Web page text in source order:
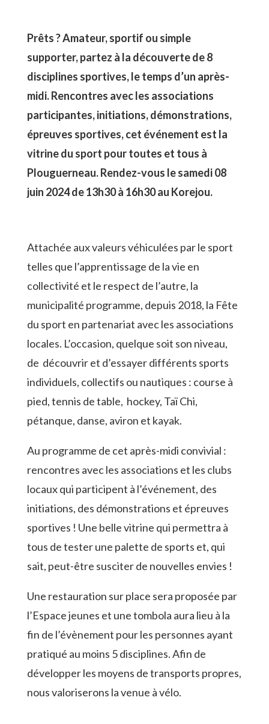
Prêts ? Amateur, sportif ou simple
supporter, partez à la découverte de 8
disciplines sportives, le temps d’un après-
midi. Rencontres avec les associations
participantes, initiations, démonstrations,
épreuves sportives, cet événement est la
vitrine du sport pour toutes et tous à
Plouguerneau. Rendez-vous le samedi 08
juin 2024 de 13h30 à 16h30 au Korejou.
Attachée aux valeurs véhiculées par le sport
telles que l’apprentissage de la vie en
collectivité et le respect de l’autre, la
municipalité programme, depuis 2018, la Fête
du sport en partenariat avec les associations
locales. L’occasion, quelque soit son niveau,
de découvrir et d’essayer différents sports
individuels, collectifs ou nautiques : course à
pied, tennis de table, hockey, Taï Chi,
pétanque, danse, aviron et kayak.
Au programme de cet après-midi convivial :
rencontres avec les associations et les clubs
locaux qui participent à l’événement, des
initiations, des démonstrations et épreuves
sportives ! Une belle vitrine qui permettra à
tous de tester une palette de sports et, qui
sait, peut-être susciter de nouvelles envies !
Une restauration sur place sera proposée par
l’Espace jeunes et une tombola aura lieu à la
fin de l’évènement pour les personnes ayant
pratiqué au moins 5 disciplines. Afin de
développer les moyens de transports propres,
nous valoriserons la venue à vélo.